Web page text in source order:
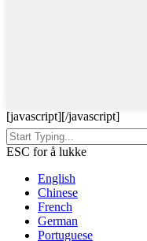
[javascript][/javascript]
ESC for å lukke
English
Chinese
French
German
Portuguese